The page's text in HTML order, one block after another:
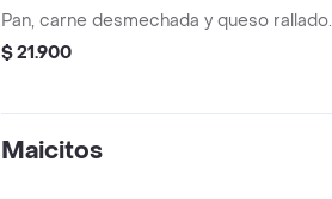
Pan, carne desmechada y queso rallado.
$ 21.900
Maicitos